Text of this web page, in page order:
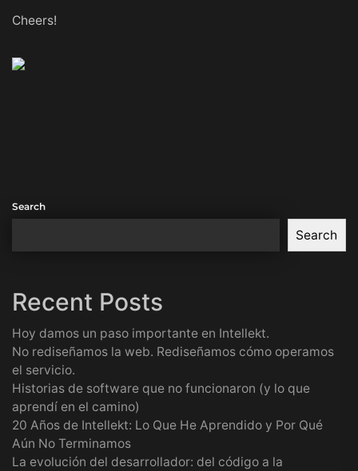
Cheers!
Search
Search
Recent Posts
Hoy damos un paso importante en Intellekt.
No rediseñamos la web. Rediseñamos cómo operamos
el servicio.
Historias de software que no funcionaron (y lo que
aprendí en el camino)
20 Años de Intellekt: Lo Que He Aprendido y Por Qué
Aún No Terminamos
La evolución del desarrollador: del código a la